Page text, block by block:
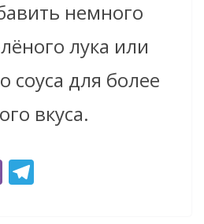
немного
лука или
соуса для более
вкуса.
Vi